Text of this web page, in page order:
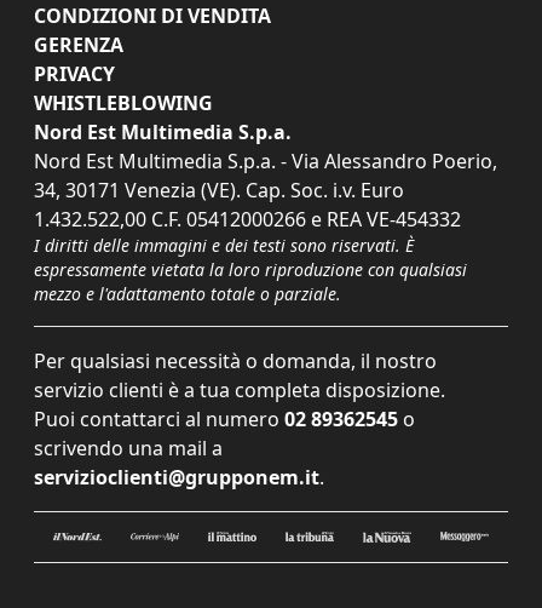
CONDIZIONI DI VENDITA
GERENZA
PRIVACY
WHISTLEBLOWING
Nord Est Multimedia S.p.a.
Nord Est Multimedia S.p.a. - Via Alessandro Poerio,
34, 30171 Venezia (VE). Cap. Soc. i.v. Euro
1.432.522,00 C.F. 05412000266 e REA VE-454332
I diritti delle immagini e dei testi sono riservati. È
espressamente vietata la loro riproduzione con qualsiasi
mezzo e l'adattamento totale o parziale.
Per qualsiasi necessità o domanda, il nostro
servizio clienti è a tua completa disposizione.
Puoi contattarci al numero 02 89362545 o
scrivendo una mail a
servizioclienti@grupponem.it.